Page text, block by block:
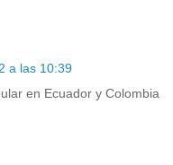
a las 10:39
en Ecuador y Colombia